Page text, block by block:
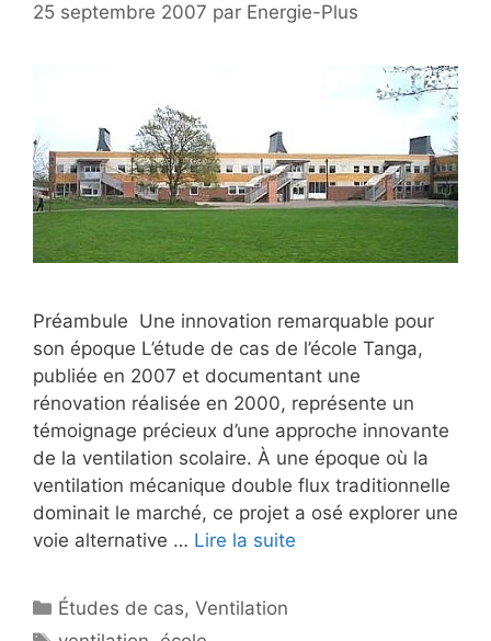
25 septembre 2007 par Energie-Plus
Préambule Une innovation remarquable pour
son époque L’étude de cas de l’école Tanga,
publiée en 2007 et documentant une
rénovation réalisée en 2000, représente un
témoignage précieux d’une approche innovante
de la ventilation scolaire. À une époque où la
ventilation mécanique double flux traditionnelle
dominait le marché, ce projet a osé explorer une
voie alternative … Lire la suite
Catégories
Études de cas,Ventilation
Étiquettes